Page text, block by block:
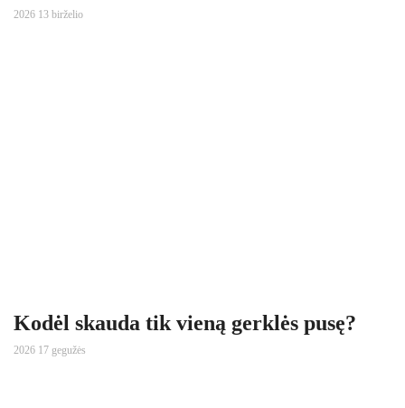
2026 13 birželio
Kodėl skauda tik vieną gerklės pusę?
2026 17 gegužės